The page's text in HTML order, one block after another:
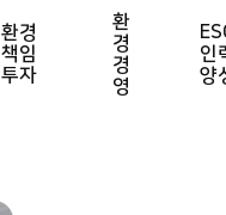
환경
책임
투자
환
경
경
영
인
양